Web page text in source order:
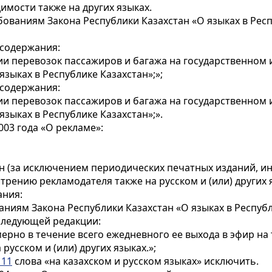
также на других языках.
Закона Республики Казахстан «О языках в
пассажиров и багажа на государственном
в Республике Казахстан»;»;
пассажиров и багажа на государственном
в Республике Казахстан»;».
года «О рекламе»:
(за исключением периодических печатных изданий,
рекламодателя также на русском и (или) других
Закона Республики Казахстан «О языках в
редакции:
в течение всего ежедневного ее выхода в эфир
и (или) других языках.»;
слова «на казахском и русском языках» исключить.